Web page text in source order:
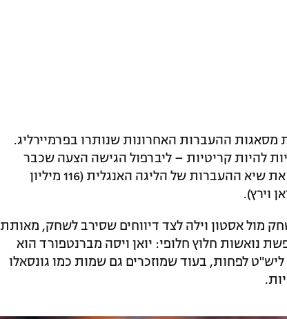
ההעברות האחרונות שנותרו בפרמיירליג.
עשויות להיות קריטיות – ליברפול הגישה הצעה שכבר
נדחתה, אך אם תתעקש היא עלולה לשבור את שיא ההעברות של הליגה האנגלית (116 מיליון
וירץ).
מול אסטון וילה לצד דיווחים שסירב לשחק, מאותת
נואשות חלוץ חלופי: יואן ויסה מברנטפורד הוא
אך מחירו זינק ל־50 מיליון ליש"ט לפחות, בעוד שמוזכרים גם שמות כמו גונסאלו